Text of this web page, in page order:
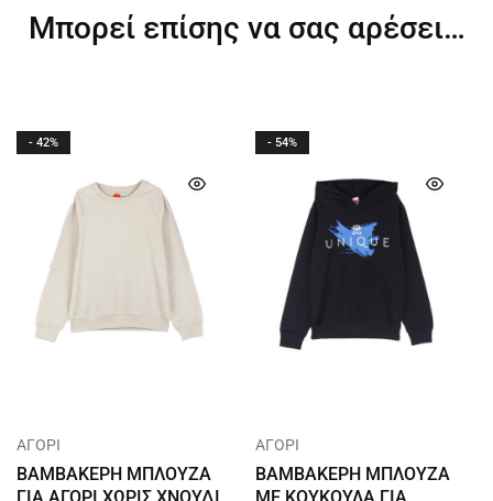
Μπορεί επίσης να σας αρέσει…
- 42%
ΑΓΟΡΙ
ΒΑΜΒΑΚΕΡΗ ΜΠΛΟΥΖΑ
- 54%
ΑΓΟΡΙ
ΒΑΜΒΑΚΕΡΗ ΜΠΛΟΥΖΑ